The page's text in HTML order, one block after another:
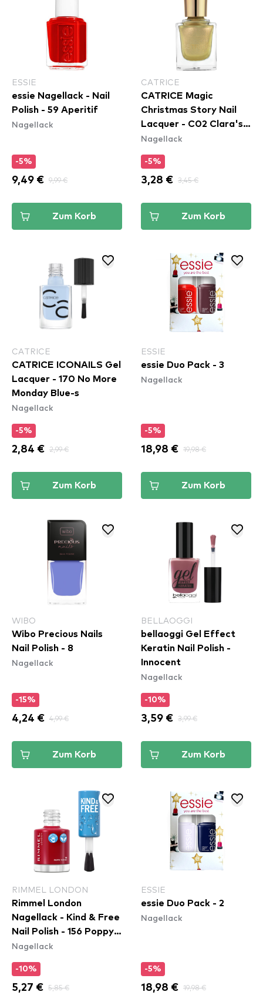
ESSIE
essie Nagellack - Nail
Polish - 59 Aperitif
Nagellack
-5%
9,49 € 9,99 €
Zum Korb
CATRICE
CATRICE Magic
Christmas Story Nail
Lacquer - C02 Clara's
Adventures
Nagellack
-5%
3,28 € 3,45 €
Zum Korb
CATRICE
CATRICE ICONAILS Gel
Lacquer - 170 No More
Monday Blue-s
Nagellack
-5%
2,84 € 2,99 €
Zum Korb
ESSIE
essie Duo Pack - 3
Nagellack
-5%
18,98 € 19,98 €
Zum Korb
WIBO
Wibo Precious Nails
Nail Polish - 8
Nagellack
-15%
4,24 € 4,99 €
Zum Korb
BELLAOGGI
bellaoggi Gel Effect
Keratin Nail Polish -
Innocent
Nagellack
-10%
3,59 € 3,99 €
Zum Korb
RIMMEL LONDON
Rimmel London
Nagellack - Kind & Free
Nail Polish - 156 Poppy
Pop Red
Nagellack
-10%
5,27 € 5,85 €
ESSIE
essie Duo Pack - 2
Nagellack
-5%
18,98 € 19,98 €